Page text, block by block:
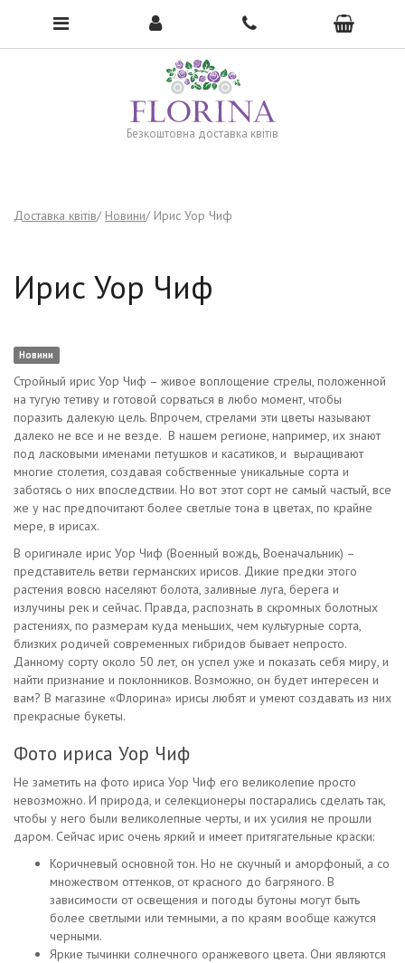
Безкоштовна доставка квітів
To open the menu, click here →
Доставка квітів Новини Ирис Уор Чиф
Ирис Уор Чиф
Новини
Стройный ирис Уор Чиф – живое воплощение стрелы, положенной
на тугую тетиву и готовой сорваться в любо момент, чтобы
поразить далекую цель. Впрочем, стрелами эти цветы называют
далеко не все и не везде. В нашем регионе, например, их знают
под ласковыми именами петушков и касатиков, и выращивают
многие столетия, создавая собственные уникальные сорта и
заботясь о них впоследствии. Но вот этот сорт не самый частый, все
же у нас предпочитают более светлые тона в цветах, по крайне
мере, в ирисах.
В оригинале ирис Уор Чиф (Военный вождь, Военачальник) –
представитель ветви германских ирисов. Дикие предки этого
растения вовсю населяют болота, заливные луга, берега и
излучины рек и сейчас. Правда, распознать в скромных болотных
растениях, по размерам куда меньших, чем культурные сорта,
близких родичей современных гибридов бывает непросто.
Данному сорту около 50 лет, он успел уже и показать себя миру, и
найти признание и поклонников. Возможно, он будет интересен и
вам? В магазине «Флорина» ирисы любят и умеют создавать из них
прекрасные букеты.
Фото ириса Уор Чиф
Не заметить на фото ириса Уор Чиф его великолепие просто
невозможно. И природа, и селекционеры постарались сделать так,
чтобы у него были великолепные черты, и их усилия не прошли
даром. Сейчас ирис очень яркий и имеет притягательные краски:
Коричневый основной тон. Но не скучный и аморфоный, а со
множеством оттенков, от красного до багряного. В
зависимости от освещения и погоды бутоны могут быть
более светлыми или темными, а по краям вообще кажутся
черными.
Яркие тычинки солнечного оранжевого цвета. Они являются